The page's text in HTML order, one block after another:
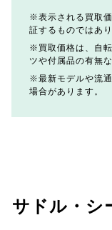
表示される買取
証するものではあり
買取価格は、自
ツや付属品の有無
最新モデルや流
場合があります。
サドル・シ